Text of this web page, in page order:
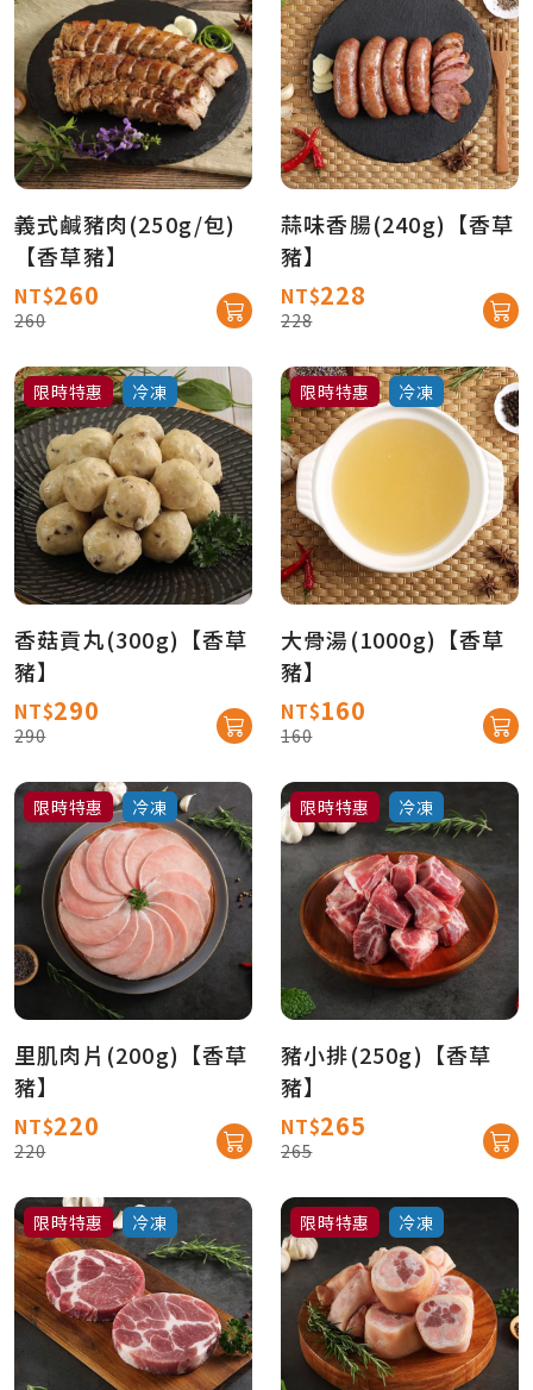
義式鹹豬肉(250g/包)
【香草豬】
NT$260
260
蒜味香腸(240g)【香草
豬】
NT$228
228
限時特惠 冷凍
香菇貢丸(300g)【香草
豬】
NT$290
290
限時特惠 冷凍
大骨湯(1000g)【香草
豬】
NT$160
160
限時特惠 冷凍
里肌肉片(200g)【香草
豬】
NT$220
220
限時特惠 冷凍
豬小排(250g)【香草
豬】
NT$265
265
限時特惠 冷凍 限時特惠 冷凍